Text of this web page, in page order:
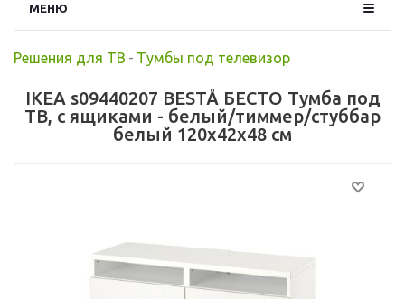
МЕНЮ
Решения для ТВ - Тумбы под телевизор
IKEA s09440207 BESTÅ БЕСТО Тумба под
ТВ, с ящиками - белый/тиммер/стуббар
белый 120x42x48 см